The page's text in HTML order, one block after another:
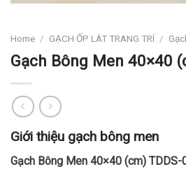
Home / GẠCH ỐP LÁT TRANG TRÍ /
Gạch Bông Men 40×40
Giới thiệu gạch bông men
Gạch Bông Men 40×40 (cm) TDDS-